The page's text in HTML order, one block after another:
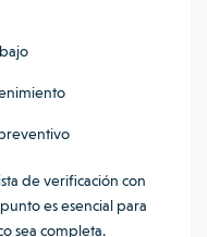
de verificación con
es esencial para
sea completa.